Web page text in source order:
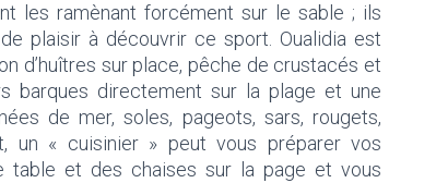
les ramènant forcément sur le sable ; ils
plaisir à découvrir ce sport. Oualidia est
d’huîtres sur place, pêche de crustacés et
barques directement sur la plage et une
de mer, soles, pageots, sars, rougets,
un « cuisinier » peut vous préparer vos
table et des chaises sur la page et vous